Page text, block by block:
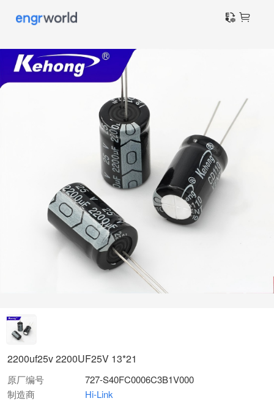
2200uf25v 2200UF25V 13*21
原厂编号
727-S40FC0006C3B1V000
制造商
Hi-Link